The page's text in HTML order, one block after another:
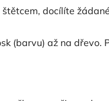
docílíte
(barvu) až na dřevo.